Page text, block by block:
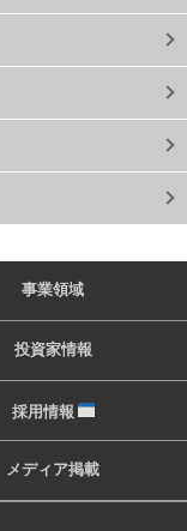
事業領域
投資家情報
採用情報
メディア掲載